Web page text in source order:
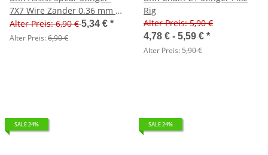
7X7 Wire Zander 0.36 mm 2
Stück
Alter Preis: 6,90 €5,34 € *
Alter Preis:6,90 €
Rig
Alter Preis: 5,90 €
4,78 € - 5,59 € *
Alter Preis:5,90 €
SALE 24% SALE 24%